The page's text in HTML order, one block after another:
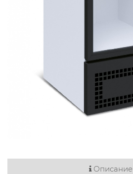
Описание